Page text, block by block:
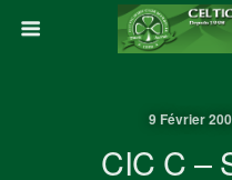
9 Février
CIC C –